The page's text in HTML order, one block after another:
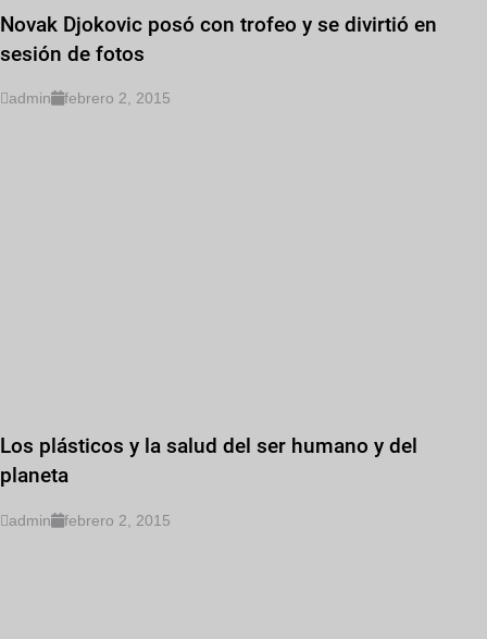
Novak Djokovic posó con trofeo y se divirtió en
sesión de fotos
admin febrero 2, 2015
Los plásticos y la salud del ser humano y del
planeta
admin febrero 2, 2015